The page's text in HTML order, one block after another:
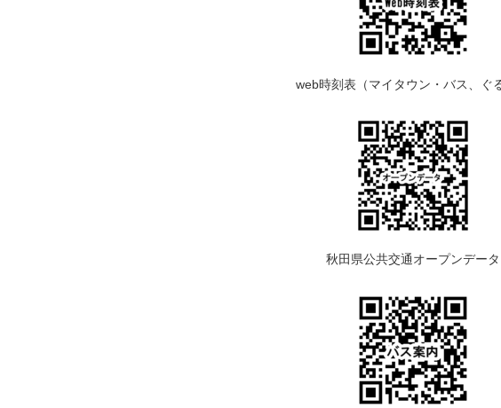
web時刻表（マイタウン・バス、ぐ
秋田県公共交通オープンデータ